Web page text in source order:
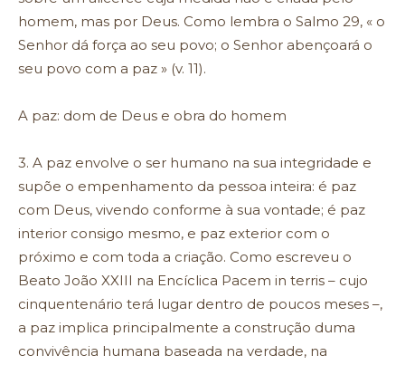
homem, mas por Deus. Como lembra o Salmo 29, « o
Senhor dá força ao seu povo; o Senhor abençoará o
seu povo com a paz » (v. 11).
A paz: dom de Deus e obra do homem
3. A paz envolve o ser humano na sua integridade e
supõe o empenhamento da pessoa inteira: é paz
com Deus, vivendo conforme à sua vontade; é paz
interior consigo mesmo, e paz exterior com o
próximo e com toda a criação. Como escreveu o
Beato João XXIII na Encíclica Pacem in terris – cujo
cinquentenário terá lugar dentro de poucos meses –,
a paz implica principalmente a construção duma
convivência humana baseada na verdade, na